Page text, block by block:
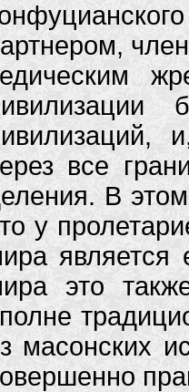
все
В
у
является
это
масонских